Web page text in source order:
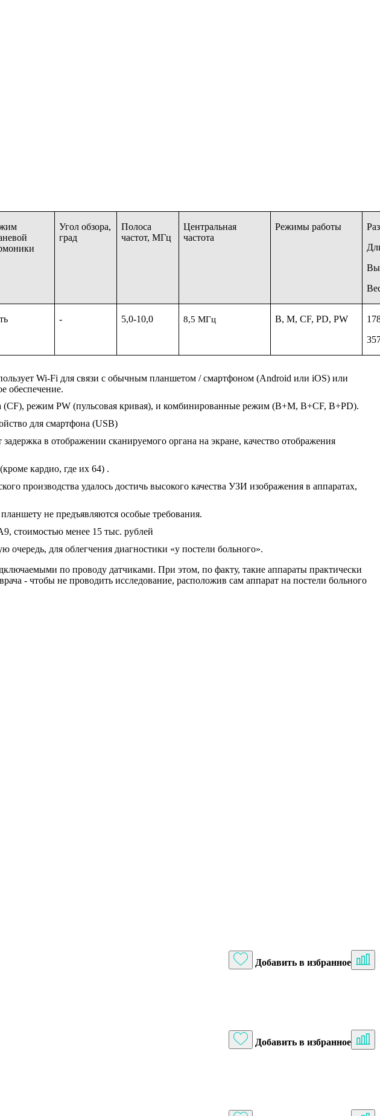
Угол обзора,
град
Полоса
частот, МГц
Центральная
частота
Режимы работы
- 5,0-10,0 8,5 МГц B, M, CF, PD, PW
Wi-Fi для связи с обычным планшетом / смартфоном (Android или iOS) или
обеспечение.
режим PW (пульсовая кривая), и комбинированные режим (B+M, B+CF, B+PD).
для смартфона (USB)
в отображении сканируемого органа на экране, качество отображения
кардио, где их 64) .
производства удалось достичь высокого качества УЗИ изображения в аппаратах,
не предъявляются особые требования.
стоимостью менее 15 тыс. рублей
очередь, для облегчения диагностики «у постели больного».
по проводу датчиками. При этом, по факту, такие аппараты практически
- чтобы не проводить исследование, расположив сам аппарат на постели больного
Добавить в избранное
Добавить в избранное